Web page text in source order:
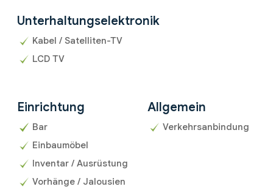
Unterhaltungselektronik
Kabel / Satelliten-TV
LCD TV
Einrichtung
Bar
Einbaumöbel
Inventar / Ausrüstung
Vorhänge / Jalousien
Allgemein
Verkehrsanbindung